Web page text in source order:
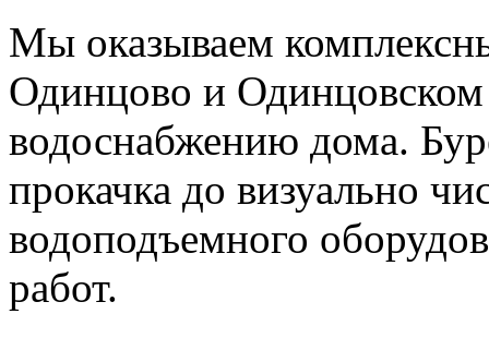
Мы оказываем
Одинцово и
водоснабжению дома.
прокачка до визуально
водоподъемного
работ.